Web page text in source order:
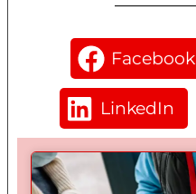
Facebook
LinkedIn